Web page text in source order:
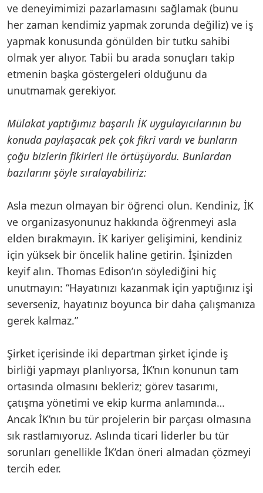
ve deneyimimizi pazarlamasını sağlamak (bunu
her zaman kendimiz yapmak zorunda değiliz) ve iş
yapmak konusunda gönülden bir tutku sahibi
olmak yer alıyor. Tabii bu arada sonuçları takip
etmenin başka göstergeleri olduğunu da
unutmamak gerekiyor.
Mülakat yaptığımız başarılı İK uygulayıcılarının bu
konuda paylaşacak pek çok fikri vardı ve bunların
çoğu bizlerin fikirleri ile örtüşüyordu. Bunlardan
bazılarını şöyle sıralayabiliriz:
Asla mezun olmayan bir öğrenci olun. Kendiniz, İK
ve organizasyonunuz hakkında öğrenmeyi asla
elden bırakmayın. İK kariyer gelişimini, kendiniz
için yüksek bir öncelik haline getirin. İşinizden
keyif alın. Thomas Edison’ın söylediğini hiç
unutmayın: “Hayatınızı kazanmak için yaptığınız işi
severseniz, hayatınız boyunca bir daha çalışmanıza
gerek kalmaz.”
Şirket içerisinde iki departman şirket içinde iş
birliği yapmayı planlıyorsa, İK’nın konunun tam
ortasında olmasını bekleriz; görev tasarımı,
çatışma yönetimi ve ekip kurma anlamında…
Ancak İK’nın bu tür projelerin bir parçası olmasına
sık rastlamıyoruz. Aslında ticari liderler bu tür
sorunları genellikle İK’dan öneri almadan çözmeyi
tercih eder.